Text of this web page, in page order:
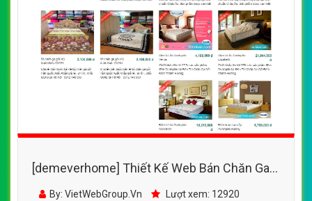
[demeverhome] Thiết Kế Web Bán Chăn Ga
Gối Đệm Đệm Hàn đẹp SEO tốt
By: VietWebGroup.Vn Lượt xem: 12920